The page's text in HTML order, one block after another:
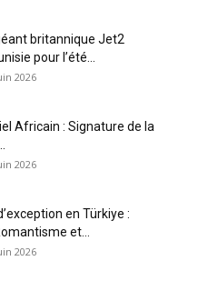
britannique Jet2
pour l’été...
2026
Africain : Signature de la
2026
en Türkiye :
et...
2026